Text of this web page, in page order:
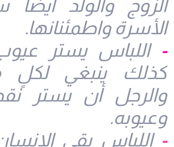
الزوج والولد أيضاً
الأسرة واطمئنانها.
- اللباس يستر
كذلك ينبغي لكلٍ
والرجل أن يستر
وعيوبه.
- اللباس يقي